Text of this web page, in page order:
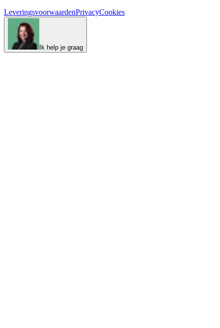
LeveringsvoorwaardenPrivacyCookies
Ik help je graag